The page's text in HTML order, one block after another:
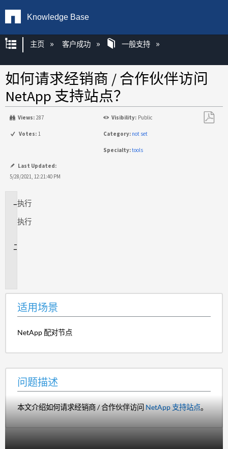
Knowledge Base
扩展/隐缩全局层次
主页 客户成功 一般支持
如何请求经销商 / 合作伙伴访问
NetApp 支持站点？
Views: 287 Visibility: Public
Votes: 1 Category: not set
Specialty:tools
Last Updated:
5/28/2021, 12:21:40 PM
适
场
执行
执行
适用场景
NetApp 配对节点
问题描述
本文介绍如何请求经销商 / 合作伙伴访问 NetApp 支持站点。